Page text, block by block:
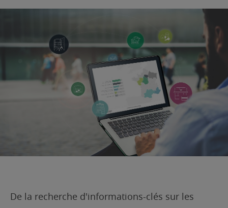
De la recherche d'informations-clés sur les